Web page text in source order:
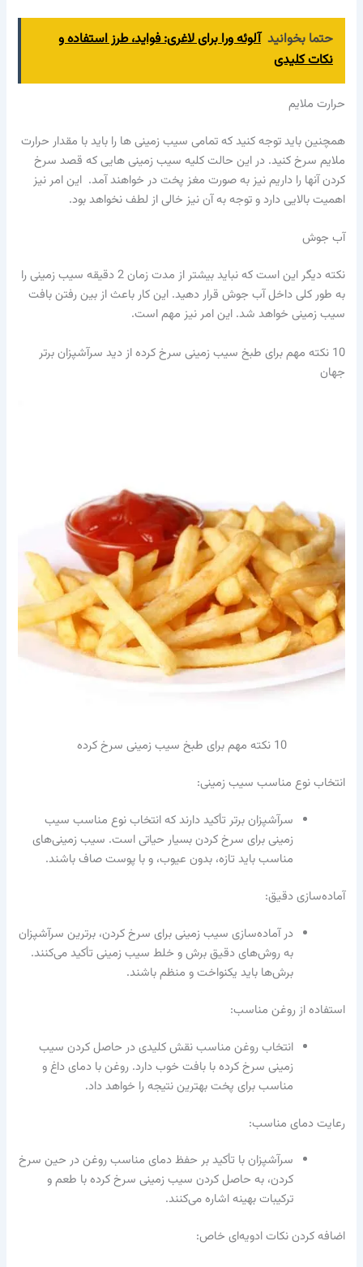
حتما بخوانید آلوئه ورا برای لاغری: فواید، طرز استفاده و
نکات کلیدی
حرارت ملایم
همچنین باید توجه کنید که تمامی سیب زمینی ها را باید با مقدار حرارت
ملایم سرخ کنید. در این حالت کلیه سیب زمینی هایی که قصد سرخ
کردن آنها را داریم نیز به صورت مغز پخت در خواهند آمد. این امر نیز
اهمیت بالایی دارد و توجه به آن نیز خالی از لطف نخواهد بود.
آب جوش
نکته دیگر این است که نباید بیشتر از مدت زمان 2 دقیقه سیب زمینی را
به طور کلی داخل آب جوش قرار دهید. این کار باعث از بین رفتن بافت
سیب زمینی خواهد شد. این امر نیز مهم است.
10 نکته مهم برای طبخ سیب زمینی سرخ کرده از دید سرآشپزان برتر
جهان
10 نکته مهم برای طبخ سیب زمینی سرخ کرده
انتخاب نوع مناسب سیب زمینی:
سرآشپزان برتر تأکید دارند که انتخاب نوع مناسب سیب
زمینی برای سرخ کردن بسیار حیاتی است. سیب زمینی‌های
مناسب باید تازه، بدون عیوب، و با پوست صاف باشند.
آماده‌سازی دقیق:
در آماده‌سازی سیب زمینی برای سرخ کردن، برترین سرآشپزان
به روش‌های دقیق برش و خلط سیب زمینی تأکید می‌کنند.
برش‌ها باید یکنواخت و منظم باشند.
استفاده از روغن مناسب:
انتخاب روغن مناسب نقش کلیدی در حاصل کردن سیب
زمینی سرخ کرده با بافت خوب دارد. روغن با دمای داغ و
مناسب برای پخت بهترین نتیجه را خواهد داد.
رعایت دمای مناسب:
سرآشپزان با تأکید بر حفظ دمای مناسب روغن در حین سرخ
کردن، به حاصل کردن سیب زمینی سرخ کرده با طعم و
ترکیبات بهینه اشاره می‌کنند.
اضافه کردن نکات ادویه‌ای خاص: